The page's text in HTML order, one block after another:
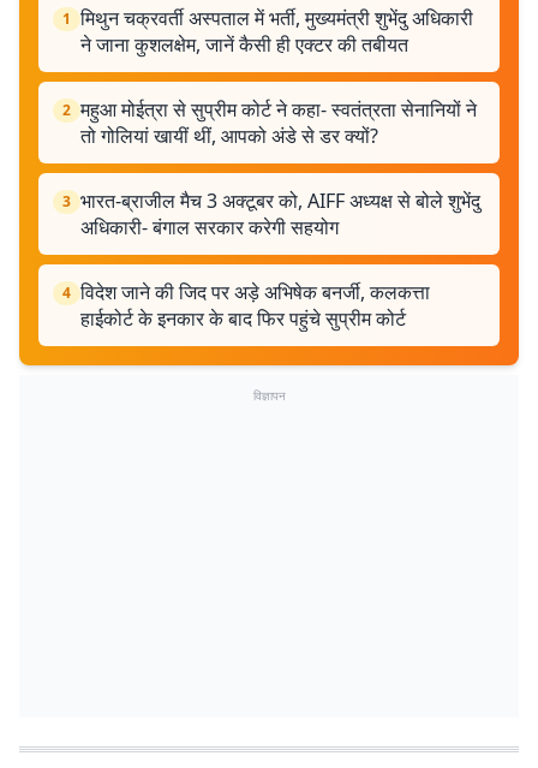
1 मिथुन चक्रवर्ती अस्पताल में भर्ती, मुख्यमंत्री शुभेंदु अधिकारी
ने जाना कुशलक्षेम, जानें कैसी ही एक्टर की तबीयत
2 महुआ मोईत्रा से सुप्रीम कोर्ट ने कहा- स्वतंत्रता सेनानियों ने
तो गोलियां खायीं थीं, आपको अंडे से डर क्यों?
3 भारत-ब्राजील मैच 3 अक्टूबर को, AIFF अध्यक्ष से बोले शुभेंदु
अधिकारी- बंगाल सरकार करेगी सहयोग
4 विदेश जाने की जिद पर अड़े अभिषेक बनर्जी, कलकत्ता
हाईकोर्ट के इनकार के बाद फिर पहुंचे सुप्रीम कोर्ट
विज्ञापन